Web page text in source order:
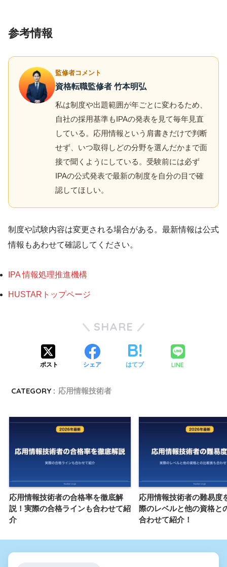
参考情報
監修者コメント
資格転職監修者 竹本明弘
私は制度や出題範囲が年ごとに変わるため、
自社の採用基準もIPAの発表を見て毎年見直
している。応用情報という肩書きだけで判断
せず、いつ取得しどの分野を選んだかまで面
接で聞くようにしている。受験前には必ず
IPAの公式発表で最新の制度を自分の目で確
認してほしい。
制度や試験内容は変更される場合がある。最新情報は公式
情報もあわせて確認してください。
IPA 情報処理推進機構
HUSTARトップページ
SHARE
ポスト シェア はてブ LINE
CATEGORY : 応用情報技術者
応用情報技術者の合格率を徹底解
説！実際の合格ラインも合わせて紹
介
応用情報技術者の難易度
際のレベルと他の資格と
合わせて紹介！